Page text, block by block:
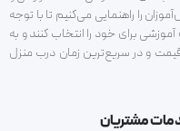
را راهنمایی می‌کنیم تا با توجه
برای خود را انتخاب کنند و به
قیمت و در سریع‌ترین زمان درب منزل
مشتریان